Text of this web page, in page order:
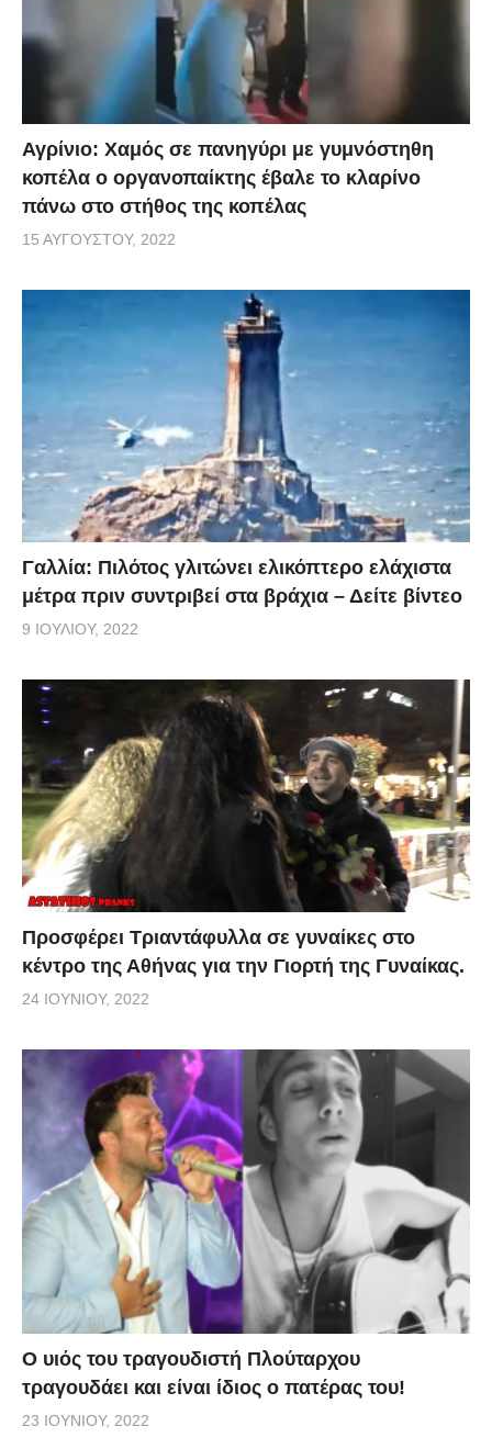
Αγρίνιο: Χαμός σε πανηγύρι με γυμνόστηθη
κοπέλα ο οργανοπαίκτης έβαλε το κλαρίνο
πάνω στο στήθος της κοπέλας
15 ΑΥΓΟΎΣΤΟΥ, 2022
Γαλλία: Πιλότος γλιτώνει ελικόπτερο ελάχιστα
μέτρα πριν συντριβεί στα βράχια – Δείτε βίντεο
9 ΙΟΥΛΊΟΥ, 2022
Προσφέρει Τριαντάφυλλα σε γυναίκες στο
κέντρο της Αθήνας για την Γιορτή της Γυναίκας.
24 ΙΟΥΝΊΟΥ, 2022
O υιός του τραγουδιστή Πλούταρχου
τραγουδάει και είναι ίδιος ο πατέρας του!
23 ΙΟΥΝΊΟΥ, 2022